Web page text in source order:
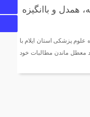
مسکن مهر دهلران؛ ۳ هزار نفر از آب شرب
پایانه مرزی چیلات
همدل و باانگیزه
علوم پزشکی استان ایلام با
معطل ماندن مطالبات خود